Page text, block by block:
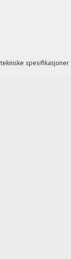
spesifikasjoner